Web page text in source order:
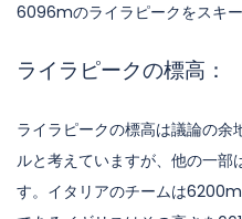
6096mのライラピークをスキー
ライラピークの標高：
ライラピークの標高は議論の
ルと考えていますが、他の一部
す。イタリアのチームは